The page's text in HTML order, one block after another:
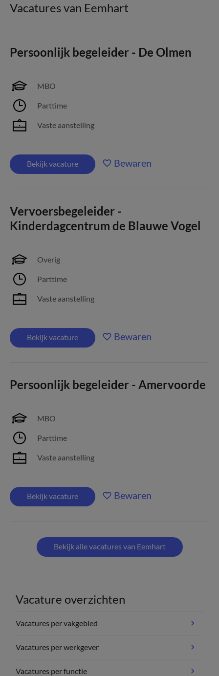
Vacatures van Eemhart
Persoonlijk begeleider - De Olmen
MBO
Parttime
Vaste aanstelling
Bekijk vacature Bewaren
Vervoersbegeleider -
Kinderdagcentrum de Blauwe Vogel
Overig
Parttime
Vaste aanstelling
Bekijk vacature Bewaren
Persoonlijk begeleider - Amervoorde
MBO
Parttime
Vaste aanstelling
Bekijk vacature Bewaren
Bekijk alle vacatures van Eemhart
Vacature overzichten
Vacatures per vakgebied
Vacatures per werkgever
Vacatures per functie